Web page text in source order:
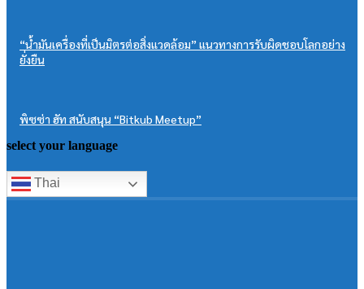
“น้ำมันเครื่องที่เป็นมิตรต่อสิ่งแวดล้อม” แนวทางการรับผิดชอบโลกอย่าง
ยั่งยืน
พิซซ่า ฮัท สนับสนุน “Bitkub Meetup”
select your language
Thai